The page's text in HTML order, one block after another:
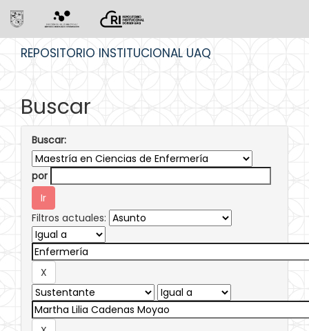
REPOSITORIO INSTITUCIONAL UAQ
Buscar
Buscar:
por
Filtros actuales: